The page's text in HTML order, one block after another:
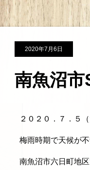
2020年7月6日
南魚沼
２０２０．７．５（
梅雨時期で天候が
南魚沼市六日町地